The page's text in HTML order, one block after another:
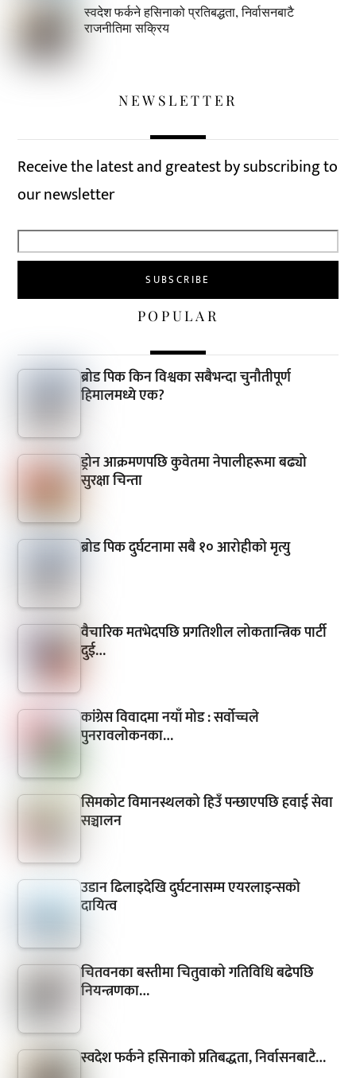
स्वदेश फर्कने हसिनाको प्रतिबद्धता, निर्वासनबाटै
राजनीतिमा सक्रिय
NEWSLETTER
Receive the latest and greatest by subscribing to
our newsletter
POPULAR
ब्रोड पिक किन विश्वका सबैभन्दा चुनौतीपूर्ण
हिमालमध्ये एक?
ड्रोन आक्रमणपछि कुवेतमा नेपालीहरूमा बढ्यो
सुरक्षा चिन्ता
ब्रोड पिक दुर्घटनामा सबै १० आरोहीको मृत्यु
वैचारिक मतभेदपछि प्रगतिशील लोकतान्त्रिक पार्टी
दुई…
कांग्रेस विवादमा नयाँ मोड : सर्वोच्चले
पुनरावलोकनका…
सिमकोट विमानस्थलको हिउँ पन्छाएपछि हवाई सेवा
सञ्चालन
उडान ढिलाइदेखि दुर्घटनासम्म एयरलाइन्सको
दायित्व
चितवनका बस्तीमा चितुवाको गतिविधि बढेपछि
नियन्त्रणका…
स्वदेश फर्कने हसिनाको प्रतिबद्धता, निर्वासनबाटै…